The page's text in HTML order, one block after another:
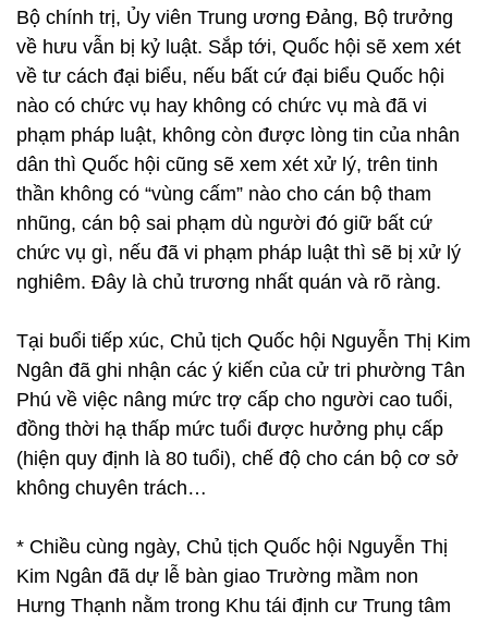
Bộ chính trị, Ủy viên Trung ương Đảng, Bộ trưởng
về hưu vẫn bị kỷ luật. Sắp tới, Quốc hội sẽ xem xét
về tư cách đại biểu, nếu bất cứ đại biểu Quốc hội
nào có chức vụ hay không có chức vụ mà đã vi
phạm pháp luật, không còn được lòng tin của nhân
dân thì Quốc hội cũng sẽ xem xét xử lý, trên tinh
thần không có “vùng cấm” nào cho cán bộ tham
nhũng, cán bộ sai phạm dù người đó giữ bất cứ
chức vụ gì, nếu đã vi phạm pháp luật thì sẽ bị xử lý
nghiêm. Đây là chủ trương nhất quán và rõ ràng.
Tại buổi tiếp xúc, Chủ tịch Quốc hội Nguyễn Thị Kim
Ngân đã ghi nhận các ý kiến của cử tri phường Tân
Phú về việc nâng mức trợ cấp cho người cao tuổi,
đồng thời hạ thấp mức tuổi được hưởng phụ cấp
(hiện quy định là 80 tuổi), chế độ cho cán bộ cơ sở
không chuyên trách…
* Chiều cùng ngày, Chủ tịch Quốc hội Nguyễn Thị
Kim Ngân đã dự lễ bàn giao Trường mầm non
Hưng Thạnh nằm trong Khu tái định cư Trung tâm